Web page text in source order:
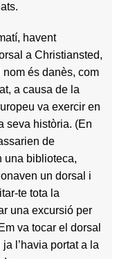
havent
a Christiansted,
nom és danès, com
a causa de la
va exercir en
seva història. (En
de
una biblioteca,
un dorsal i
te tota la
una excursió per
va tocar el dorsal
l’havia portat a la